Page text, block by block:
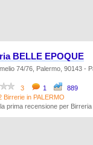
BELLE EPOQUE
74/76, Palermo, 90143 -
3
1
889
Birrerie in PALERMO
prima recensione per